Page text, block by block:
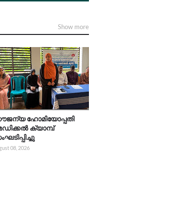
Show more
ഹോമിയോപ്പതി
ക്യാമ്പ്
08, 2026